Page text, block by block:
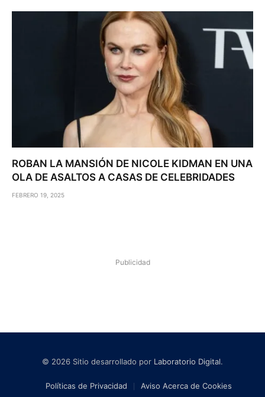
ROBAN LA MANSIÓN DE NICOLE KIDMAN EN UNA
OLA DE ASALTOS A CASAS DE CELEBRIDADES
FEBRERO 19, 2025
Publicidad
© 2026 Sitio desarrollado por Laboratorio Digital.
Políticas de Privacidad
Aviso Acerca de Cookies